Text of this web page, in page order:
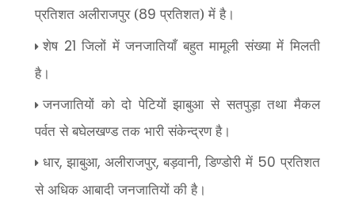
प्रतिशत अलीराजपुर (89 प्रतिशत) में है।
शेष 21 जिलों में जनजातियाँ बहुत मामूली संख्या में मिलती
है।
जनजातियों को दो पेटियों झाबुआ से सतपुड़ा तथा मैकल
पर्वत से बघेलखण्ड तक भारी संकेन्द्रण है।
धार, झाबुआ, अलीराजपुर, बड़वानी,डिण्डोरी में 50 प्रतिशत
से अधिक आबादी जनजातियों की है।